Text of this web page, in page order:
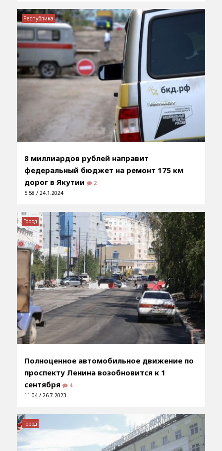
8 миллиардов рублей направит
федеральный бюджет на ремонт 175 км
дорог в Якутии
2
5:58 / 24.1.2024
Республика
Полноценное автомобильное движение по
проспекту Ленина возобновится к 1
сентября
4
11:04 / 26.7.2023
Город
Город